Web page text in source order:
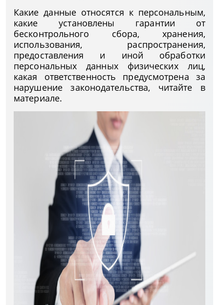
Какие данные относятся к персональным,
какие установлены гарантии от
бесконтрольного сбора, хранения,
использования, распространения,
предоставления и иной обработки
персональных данных физических лиц,
какая ответственность предусмотрена за
нарушение законодательства, читайте в
материале.